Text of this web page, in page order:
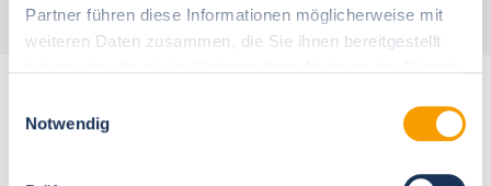
Partner führen diese Informationen möglicherweise mit
weiteren Daten zusammen, die Sie ihnen bereitgestellt
Notwendig